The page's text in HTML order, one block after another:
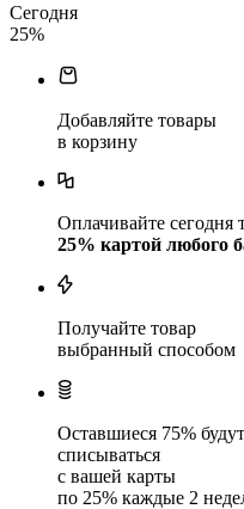
Сегодня
25%
Добавляйте товары
в корзину
Оплачивайте сегодня
25% картой любого
Получайте товар
выбранный способом
Оставшиеся 75% будут
списываться
с вашей карты
по 25% каждые 2